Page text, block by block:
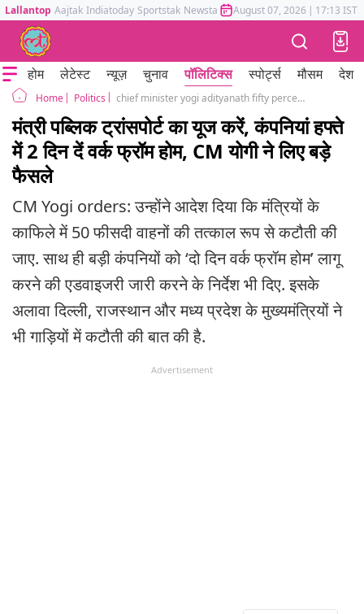
Lallantop Aajtak Indiatoday Sportstak Newstak Mumbai Tak Astrotak
August 07, 2026 | 17:13 IST
होम लेटेस्ट न्यूज़ चुनाव पॉलिटिक्स स्पोर्ट्स मौसम देश
Home Politics chief minister yogi adityanath fifty percent minister vehicle cut after pm modi appeal work from home
मंत्री पब्लिक ट्रांसपोर्ट का यूज करें, कंपनियां हफ्ते
में 2 दिन दें वर्क फ्रॉम होम, CM योगी ने लिए बड़े
फैसले
CM Yogi orders: उन्होंने आदेश दिया कि मंत्रियों के
काफिले में 50 फीसदी वाहनों की तत्काल रूप से कटौती की
जाए. साथ ही बड़ी कंपनियों को ‘दो दिन वर्क फ्रॉम होम’ लागू
करने की एडवाइजरी जारी करने के निर्देश भी दिए. इसके
अलावा दिल्ली, राजस्थान और मध्य प्रदेश के मुख्यमंत्रियों ने
भी गाड़ियों में कटौती की बात की है.
Advertisement